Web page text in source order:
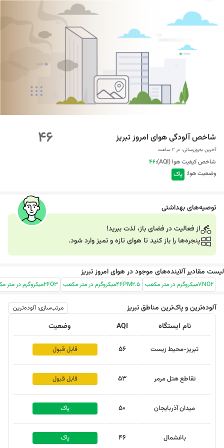
شاخص آلودگی هوای امروز تبریز
آخرین به‌روزرسانی: در ۲ ساعت
شاخص کیفیت هوا (AQI):
46
وضعیت هوا: پاک
46
توصیه‌های بهداشتی
از فعالیت در فضای باز، لذت ببرید!
پنجره‌ها را باز کنید تا هوای تازه و تمیز وارد شود.
لیست مقادیر آلاینده‌های موجود در هوای امروز تبریز
NO2
7میکروگرم در متر مکعب PM2.5
46میکروگرم در متر مکعب O3
26میکروگرم در متر
آلوده‌ترین و پاک‌ترین مناطقتبریز مرتب‌سازی: آلوده‌ترین
نام ایستگاه AQI وضعیت
تبریز-محیط زیست 56 قابل قبول
تقاطع هتل مرمر 53 قابل قبول
میدان آذربایجان 50 پاک
باغشمال 46 پاک